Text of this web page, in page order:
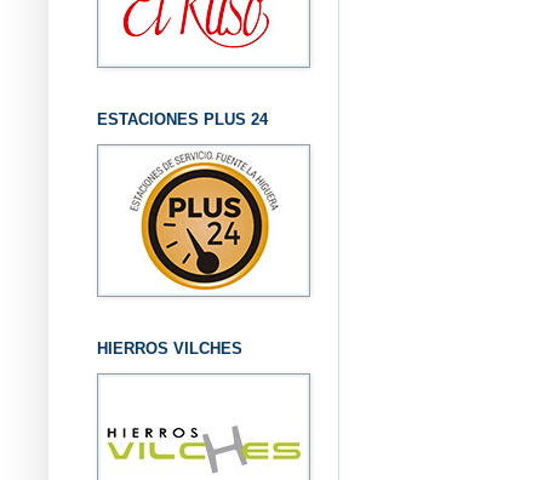
ESTACIONES PLUS 24
HIERROS VILCHES